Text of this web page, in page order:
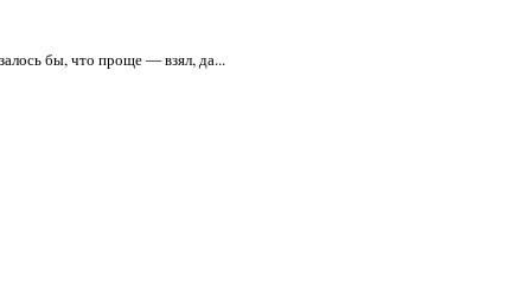
бы, что проще — взял, да...